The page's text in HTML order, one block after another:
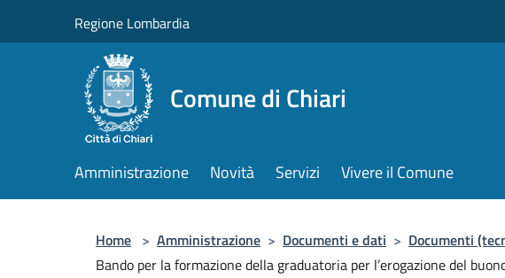
Regione Lombardia
Comune di Chiari
Amministrazione Novità Servizi Vivere il Comune
Home > Amministrazione > Documenti e dati > Documenti
Bando per la formazione della graduatoria per l’erogazione del